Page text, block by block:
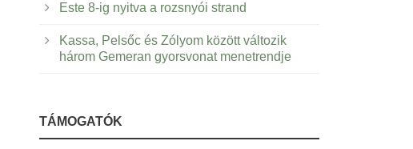
Este 8-ig nyitva a rozsnyói strand
Kassa, Pelsőc és Zólyom között változik
három Gemeran gyorsvonat menetrendje
TÁMOGATÓK